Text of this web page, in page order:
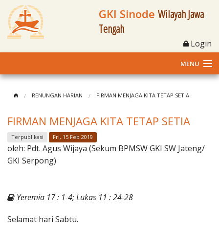
GKI Sinode Wilayah Jawa
Tengah
Login
MENU
Klasis dan Jemaat
Berita Kegiatan
Materi
RENUNGAN HARIAN FIRMAN MENJAGA KITA TETAP SETIA
FIRMAN MENJAGA KITA TETAP SETIA
Terpublikasi Fri, 15 Feb 2019
oleh: Pdt. Agus Wijaya (Sekum BPMSW GKI SW Jateng/
GKI Serpong)
Yeremia 17 : 1-4; Lukas 11 : 24-28
Selamat hari Sabtu.